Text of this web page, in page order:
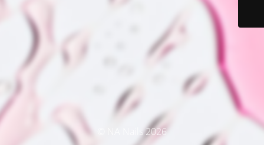
© NA Nails 2026